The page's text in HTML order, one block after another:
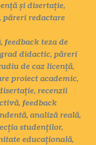
și disertație,
păreri redactare
feedback teza de
didactic, păreri
de caz licență,
proiect academic,
recenzii
feedback
analiză reală,
studenților,
educațională,